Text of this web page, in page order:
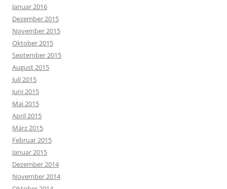
Januar 2016
Dezember 2015
November 2015
Oktober 2015
September 2015
August 2015
Juli 2015
Juni 2015
Mai 2015
April 2015
März 2015
Februar 2015
Januar 2015
Dezember 2014
November 2014